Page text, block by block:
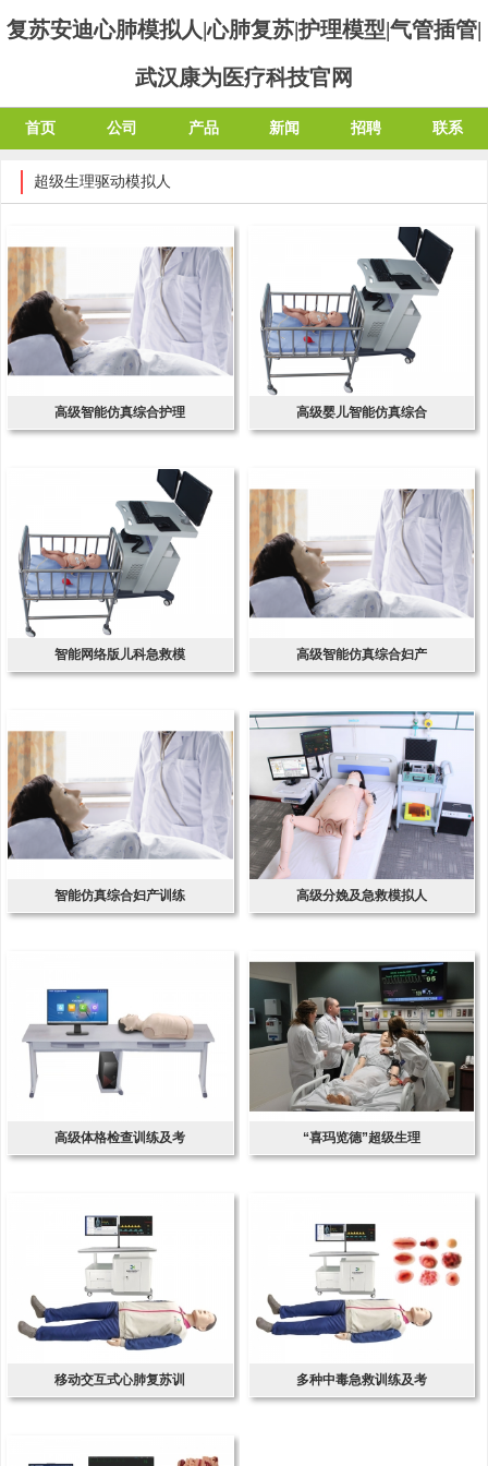
复苏安迪心肺模拟人|心肺复苏|护理模型|气管插管|
武汉康为医疗科技官网
首页 公司 产品 新闻 招聘 联系
超级生理驱动模拟人
高级智能仿真综合护理 高级婴儿智能仿真综合
智能网络版儿科急救模 高级智能仿真综合妇产
智能仿真综合妇产训练 高级分娩及急救模拟人
高级体格检查训练及考 “喜玛览德”超级生理
移动交互式心肺复苏训 多种中毒急救训练及考